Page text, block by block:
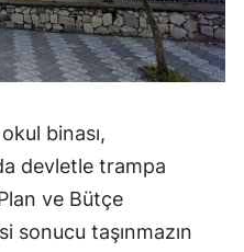
binası,
devletle trampa
ve Bütçe
sonucu taşınmazın